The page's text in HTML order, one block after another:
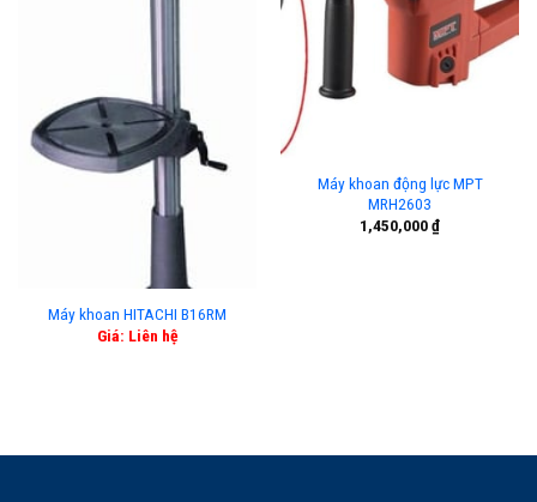
Máy khoan HITACHI B16RM
Giá: Liên hệ
Máy khoan động lực MPT
MRH2603
1,450,000₫